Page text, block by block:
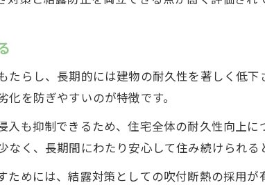
地域の気象条件に合わせた断熱施工のコ
吹付断熱と換気システムの効果的な併用
らし、長期的には建物の耐久性を著しく低
を防ぎやすいのが特徴です。
入も抑制できるため、住宅全体の耐久性向上
く、長期間にわたり安心して住み続けられる
めには、結露対策としての吹付断熱の採用